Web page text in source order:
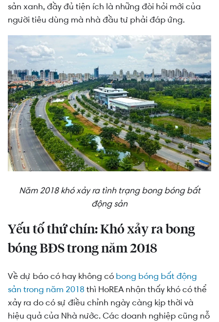
sản xanh, đầy đủ tiện ích là những đòi hỏi mới của
người tiêu dùng mà nhà đầu tư phải đáp ứng.
Năm 2018 khó xảy ra tình trạng bong bóng bất
động sản
Yếu tố thứchín: Khó xảy ra bong
bóng BĐS trong năm 2018
Về dự báo có hay không có bong bóng bất động
sản trong năm 2018 thì HoREA nhận thấy khó có thể
xảy ra do có sự điều chỉnh ngày càng kịp thời và
hiệu quả của Nhà nước. Các doanh nghiệp cũng nỗ